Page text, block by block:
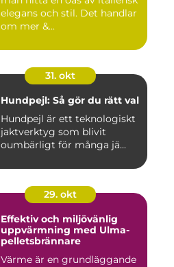
elegans och stil. Det handlar
om mer &...
31. okt
Hundpejl: Så gör du rätt val
Hundpejl är ett teknologiskt
jaktverktyg som blivit
oumbärligt för många jä...
29. okt
Effektiv och miljövänlig
uppvärmning med Ulma-
pelletsbrännare
Värme är en grundläggande